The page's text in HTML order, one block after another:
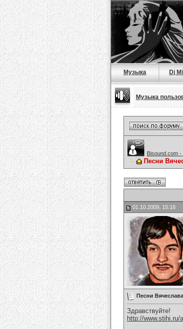
Музыка Dj
Музыка
Bisound.com
Песни
01.10.2009, 15:16
Песни
Здравствуйте!
http://www.stihi.ru/